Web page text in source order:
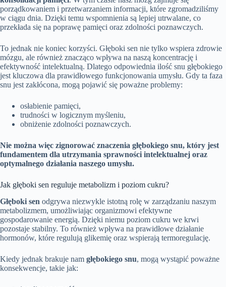
porządkowaniem i przetwarzaniem informacji, które zgromadziliśmy
w ciągu dnia. Dzięki temu wspomnienia są lepiej utrwalane, co
przekłada się na poprawę pamięci oraz zdolności poznawczych.
To jednak nie koniec korzyści. Głęboki sen nie tylko wspiera zdrowie
mózgu, ale również znacząco wpływa na naszą koncentrację i
efektywność intelektualną. Dlatego odpowiednia ilość snu głębokiego
jest kluczowa dla prawidłowego funkcjonowania umysłu. Gdy ta faza
snu jest zakłócona, mogą pojawić się poważne problemy:
osłabienie pamięci,
trudności w logicznym myśleniu,
obniżenie zdolności poznawczych.
Nie można więc zignorować znaczenia głębokiego snu, który jest
fundamentem dla utrzymania sprawności intelektualnej oraz
optymalnego działania naszego umysłu.
Jak głęboki sen reguluje metabolizm i poziom cukru?
Głęboki sen odgrywa niezwykle istotną rolę w zarządzaniu naszym
metabolizmem, umożliwiając organizmowi efektywne
gospodarowanie energią. Dzięki niemu poziom cukru we krwi
pozostaje stabilny. To również wpływa na prawidłowe działanie
hormonów, które regulują glikemię oraz wspierają termoregulację.
Kiedy jednak brakuje nam głębokiego snu, mogą wystąpić poważne
konsekwencje, takie jak: